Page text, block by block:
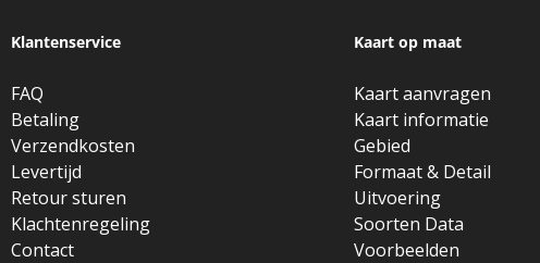
Klantenservice
FAQ
Betaling
Verzendkosten
Levertijd
Retour sturen
Klachtenregeling
Contact
Kaart op maat
Kaart aanvragen
Kaart informatie
Gebied
Formaat & Detail
Uitvoering
Soorten Data
Voorbeelden